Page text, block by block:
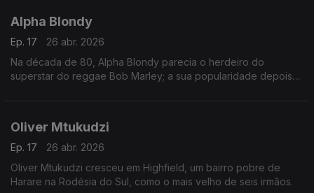
Alpha Blondy
Ep. 17
26 abr. 2026
Na década de 80, Alpha Blondy parecia o herdeiro do
superstar do reggae Bob Marley; a sua popularidade depois
Oliver Mtukudzi
Ep. 17
26 abr. 2026
Oliver Mtukudzi cresceu em Highfield, um bairro pobre de
Harare na Rodésia do Sul, como o mais velho de seis irmãos.